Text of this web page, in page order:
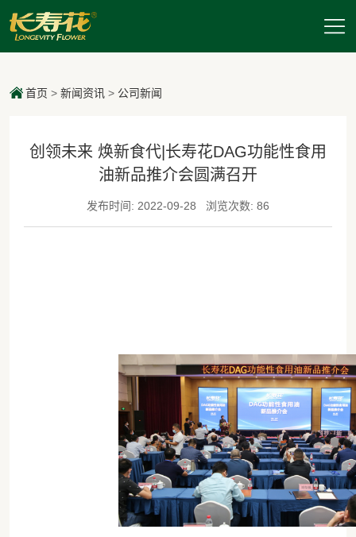
首页 > 新闻资讯> 公司新闻
创领未来 焕新食代|长寿花DAG功能性食用
油新品推介会圆满召开
发布时间: 2022-09-28 浏览次数: 86